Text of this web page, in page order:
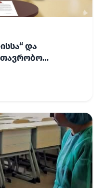
და
is Power“-ს